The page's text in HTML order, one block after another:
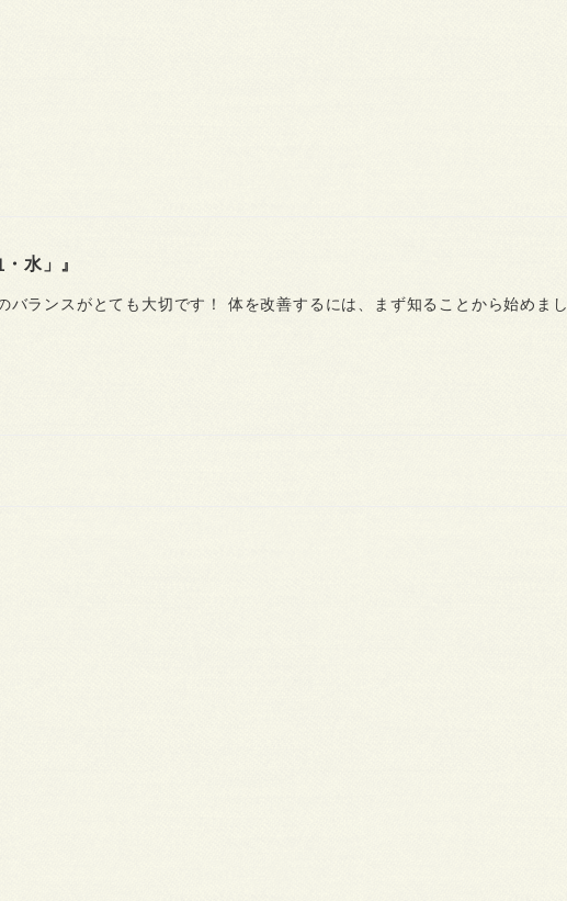
水」』
バランスがとても大切です！ 体を改善するには、まず知ることから始めまし